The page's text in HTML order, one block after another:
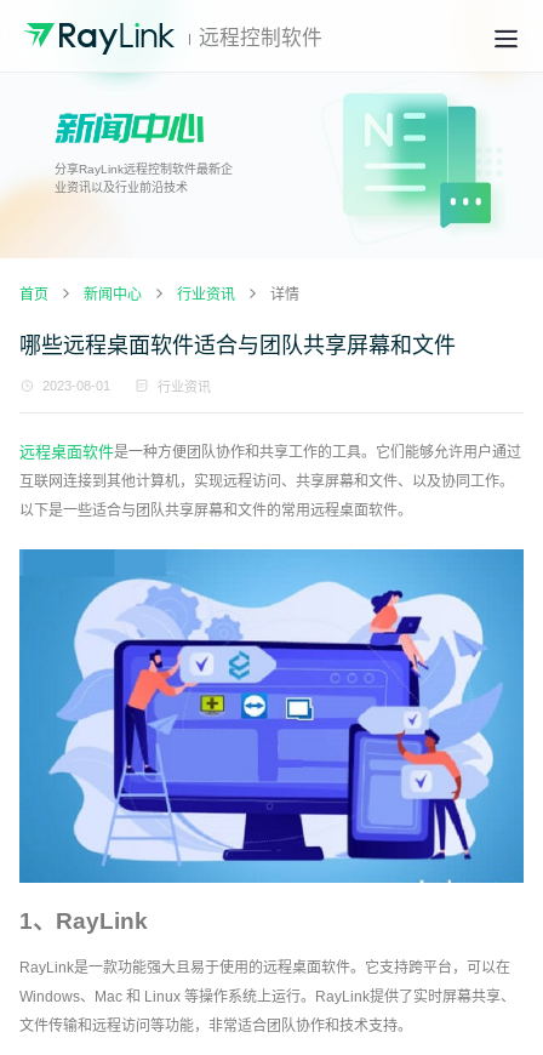
远程控制软件
分享RayLink远程控制软件最新企
业资讯以及行业前沿技术
首页 新闻中心 行业资讯 详情
哪些远程桌面软件适合与团队共享屏幕和文件
2023-08-01 行业资讯
远程桌面软件是一种方便团队协作和共享工作的工具。它们能够允许用户通过
互联网连接到其他计算机，实现远程访问、共享屏幕和文件、以及协同工作。
以下是一些适合与团队共享屏幕和文件的常用远程桌面软件。
1、RayLink
RayLink是一款功能强大且易于使用的远程桌面软件。它支持跨平台，可以在
Windows、Mac 和 Linux 等操作系统上运行。RayLink提供了实时屏幕共享、
文件传输和远程访问等功能，非常适合团队协作和技术支持。